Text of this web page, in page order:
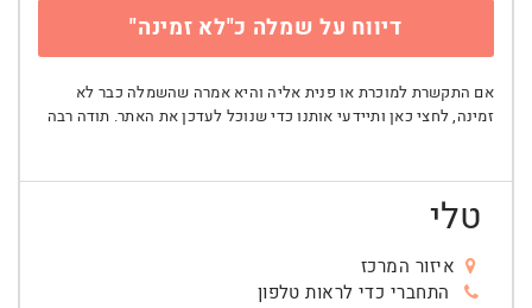
דיווח על שמלה כ"לא זמינה"
אם התקשרת למוכרת או פנית אליה והיא אמרה שהשמלה כבר לא
זמינה, לחצי כאן ותיידעי אותנו כדי שנוכל לעדכן את האתר. תודה רבה
טלי
איזור המרכז
התחברי כדי לראות טלפון